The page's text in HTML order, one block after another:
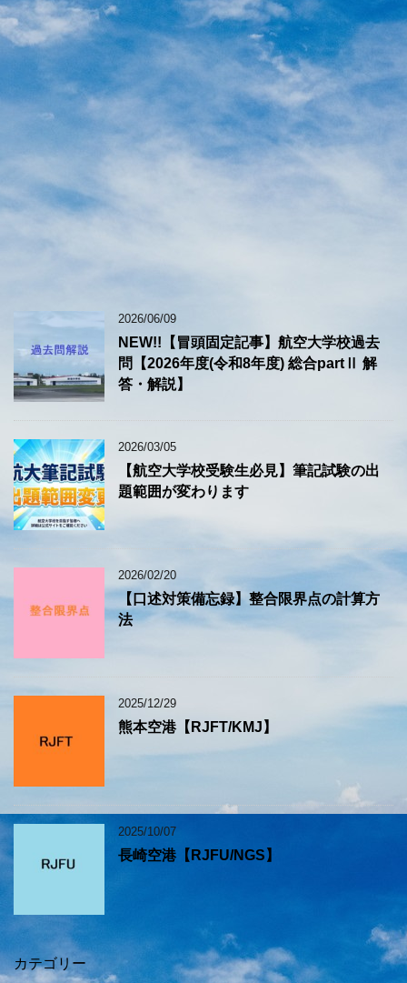
2026/06/09
NEW!!【冒頭固定記事】航空大学校過去
問【2026年度(令和8年度) 総合partⅡ 解
答・解説】
2026/03/05
【航空大学校受験生必見】筆記試験の出
題範囲が変わります
2026/02/20
【口述対策備忘録】整合限界点の計算方
法
2025/12/29
熊本空港【RJFT/KMJ】
2025/10/07
長崎空港【RJFU/NGS】
カテゴリー